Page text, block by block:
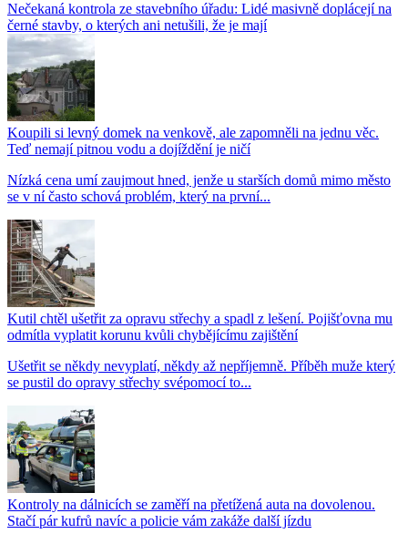
Nečekaná kontrola ze stavebního úřadu: Lidé masivně doplácejí na
černé stavby, o kterých ani netušili, že je mají
Koupili si levný domek na venkově, ale zapomněli na jednu věc.
Teď nemají pitnou vodu a dojíždění je ničí
Nízká cena umí zaujmout hned, jenže u starších domů mimo město
se v ní často schová problém, který na první...
Kutil chtěl ušetřit za opravu střechy a spadl z lešení. Pojišťovna mu
odmítla vyplatit korunu kvůli chybějícímu zajištění
Ušetřit se někdy nevyplatí, někdy až nepříjemně. Příběh muže který
se pustil do opravy střechy svépomocí to...
Kontroly na dálnicích se zaměří na přetížená auta na dovolenou.
Stačí pár kufrů navíc a policie vám zakáže další jízdu